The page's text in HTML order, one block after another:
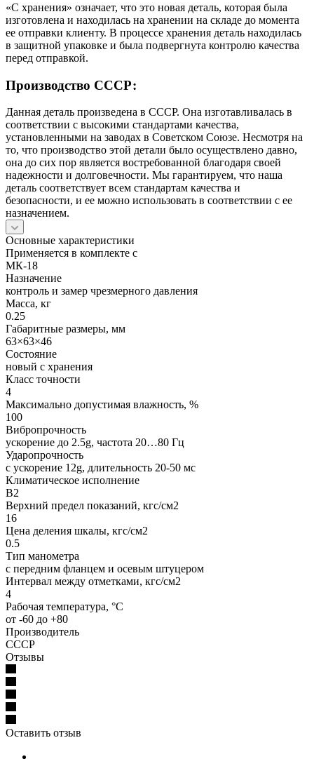
«С хранения» означает, что это новая деталь, которая была
изготовлена и находилась на хранении на складе до момента
ее отправки клиенту. В процессе хранения деталь находилась
в защитной упаковке и была подвергнута контролю качества
перед отправкой.
Производство СССР:
Данная деталь произведена в СССР. Она изготавливалась в
соответствии с высокими стандартами качества,
установленными на заводах в Советском Союзе. Несмотря на
то, что производство этой детали было осуществлено давно,
она до сих пор является востребованной благодаря своей
надежности и долговечности. Мы гарантируем, что наша
деталь соответствует всем стандартам качества и
безопасности, и ее можно использовать в соответствии с ее
назначением.
Основные характеристики
Применяется в комплекте с
МК-18
Назначение
контроль и замер чрезмерного давления
Масса, кг
0.25
Габаритные размеры, мм
63×63×46
Состояние
новый с хранения
Класс точности
4
Максимально допустимая влажность, %
100
Вибропрочность
ускорение до 2.5g, частота 20…80 Гц
Ударопрочность
с ускорение 12g, длительность 20-50 мс
Климатическое исполнение
В2
Верхний предел показаний, кгс/см2
16
Цена деления шкалы, кгс/см2
0.5
Тип манометра
с передним фланцем и осевым штуцером
Интервал между отметками, кгс/см2
4
Рабочая температура, °C
от -60 до +80
Производитель
СССР
Отзывы
Оставить отзыв